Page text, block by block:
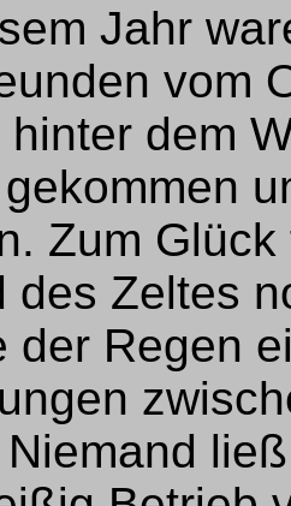
Jahr
vom
dem
Zum
des Zeltes
der Regen